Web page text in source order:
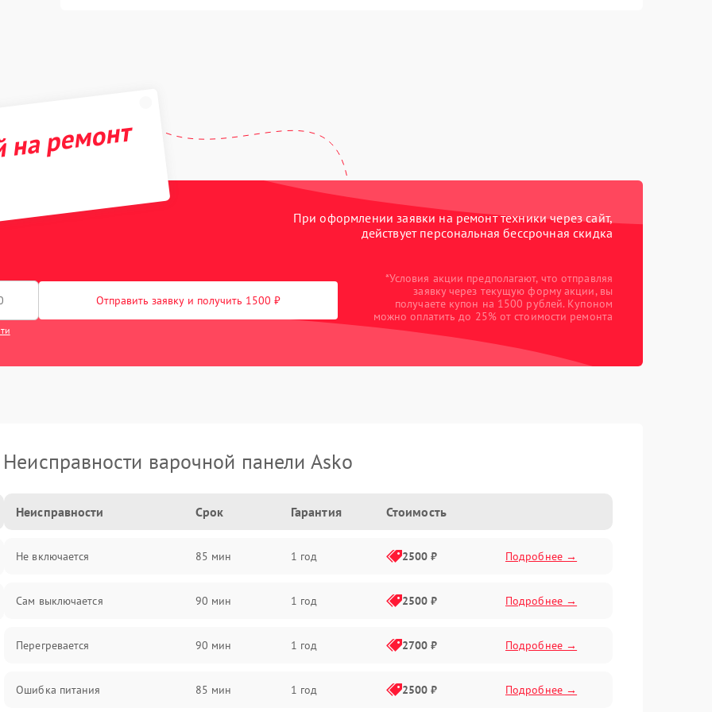
ремонт
При оформлении заявки на ремонт техники через сайт,
действует персональная бессрочная скидка
Отправить заявку и получить 1500 ₽
*Условия акции предполагают, что отправляя
заявку через текущую форму акции, вы
получаете купон на 1500 рублей. Купоном
можно оплатить до 25% от стоимости ремонта
Неисправности варочной панели Asko
Неисправности Срок Гарантия Стоимость
Не включается 85 мин 1 год 2500 ₽ Подробнее →
Сам выключается 90 мин 1 год 2500 ₽ Подробнее →
Перегревается 90 мин 1 год 2700 ₽ Подробнее →
Ошибка питания 85 мин 1 год 2500 ₽ Подробнее →